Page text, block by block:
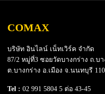
COMAX
บริษัท อินไลน์ เน็ทเวิร์ค จำกัด
87/2 หมู่ที่3 ซอยวัดบางกร่าง ถ.บ
ต.บางกร่าง อ.เมือง จ.นนทบุรี
Tel : 02 991 5804 5 ต่อ 43-45